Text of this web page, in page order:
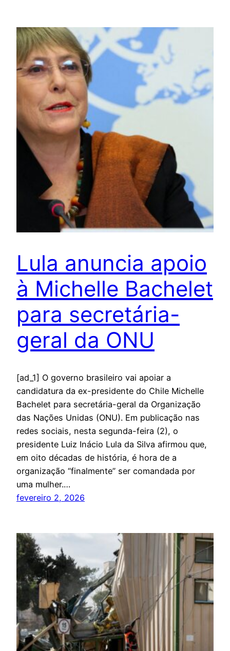
Lula anuncia apoio
à Michelle Bachelet
para secretária-
geral da ONU
[ad_1] O governo brasileiro vai apoiar a
candidatura da ex-presidente do Chile Michelle
Bachelet para secretária-geral da Organização
das Nações Unidas (ONU). Em publicação nas
redes sociais, nesta segunda-feira (2), o
presidente Luiz Inácio Lula da Silva afirmou que,
em oito décadas de história, é hora de a
organização “finalmente” ser comandada por
uma mulher.…
fevereiro 2, 2026